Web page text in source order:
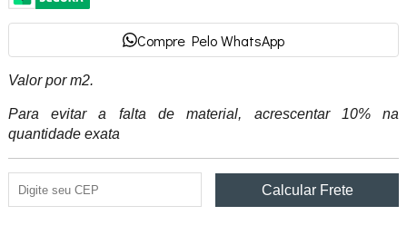
Compre Pelo WhatsApp
Valor por m2.
Para evitar a falta de material, acrescentar 10% na
quantidade exata